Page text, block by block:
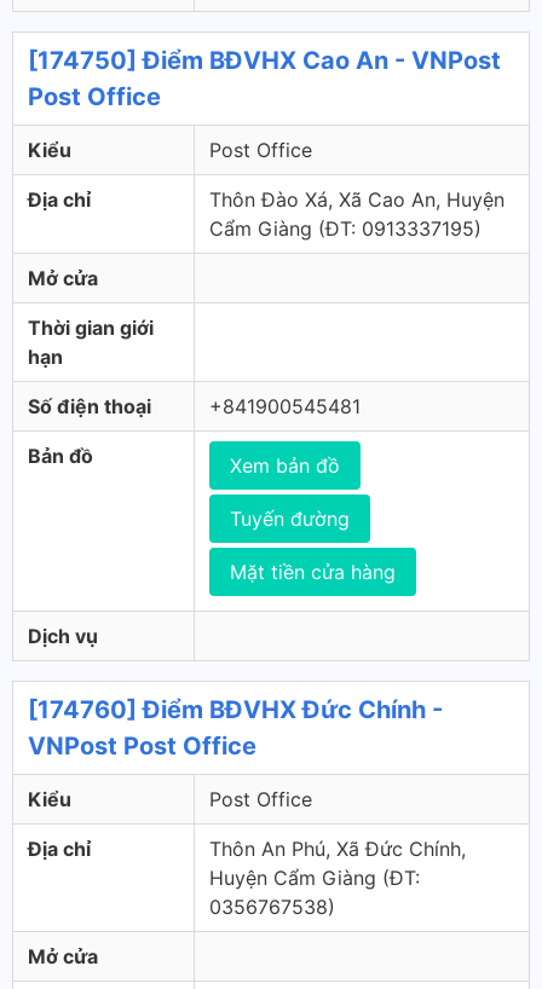
[174750] Điểm BĐVHX Cao An - VNPost
Post Office
Kiểu Post Office
Địa chỉ
Thôn Đào Xá, Xã Cao An, Huyện
Cẩm Giàng (ÐT: 0913337195)
Mở cửa
Thời gian giới
hạn
Số điện thoại +841900545481
Bản đồ Xem bản đồ
Tuyến đường
Mặt tiền cửa hàng
Dịch vụ
[174760] Điểm BĐVHX Đức Chính -
VNPost Post Office
Kiểu Post Office
Địa chỉ
Thôn An Phú, Xã Đức Chính,
Huyện Cẩm Giàng (ÐT:
0356767538)
Mở cửa